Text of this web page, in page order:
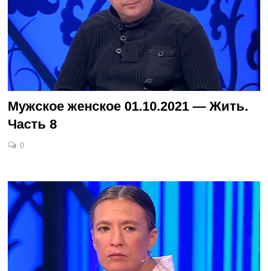
Мужское женское 01.10.2021 — Жить.
Часть 8
0